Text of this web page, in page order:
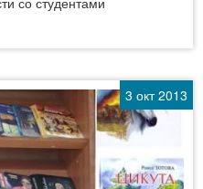
3 окт 2013